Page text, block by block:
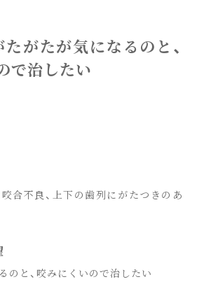
がたが気になるのと、
で治したい
合不良、上下の歯列にがたつきのあ
のと、咬みにくいので治したい